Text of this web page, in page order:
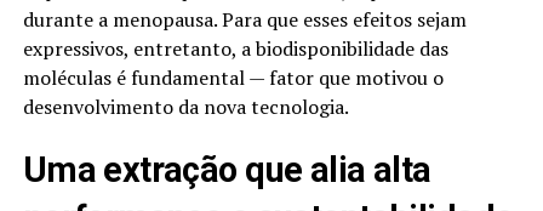
durante a menopausa. Para que esses efeitos sejam
expressivos, entretanto, a biodisponibilidade das
moléculas é fundamental — fator que motivou o
desenvolvimento da nova tecnologia.
Uma extração que alia alta